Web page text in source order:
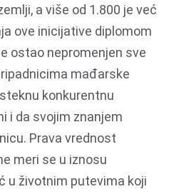
a više od 1.800 je već
ove inicijative diplomom
ostao nepromenjen sve
mađarske
konkurentnu
i da svojim znanjem
Prava vrednost
meri se u iznosu
u životnim putevima koji